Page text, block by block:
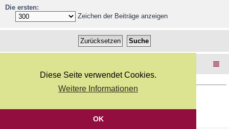
Diese Seite verwendet Cookies.
Weitere Informationen
OK
Die ersten:
Zeichen der Beiträge anzeigen
Deutsche Übersetzung durchphpBB.de